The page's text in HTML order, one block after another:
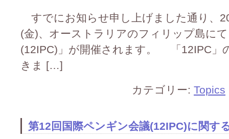
すでにお知らせ申し上げました通り、
(金)、オーストラリアのフィリップ島に
(12IPC)」が開催されます。 「12IPC」
きま […]
カテゴリー: Topics
第12回国際ペンギン会議(12IPC)に関す